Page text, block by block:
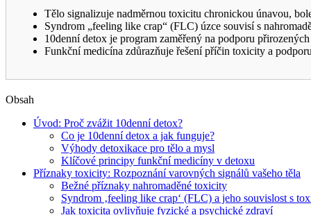
Tělo signalizuje nadměrnou toxicitu chronickou únavou,
Syndrom „feeling like crap“ (FLC) úzce souvisí s
10denní detox je program zaměřený na podporu
Funkční medicína zdůrazňuje řešení příčin toxicity a
Obsah
Úvod: Proč zvážit 10denní detox?
Co je 10denní detox a jak funguje?
Výhody detoxikace pro tělo a mysl
Klíčové principy funkční medicíny v detoxu
Příznaky toxicity: Rozpoznání varovných signálů vašeho těla
Bežné příznaky nahromaděné toxicity
Syndrom ‚feeling like crap‘ (FLC) a jeho souvislost s
Jak toxicita ovlivňuje fyzické a psychické zdraví